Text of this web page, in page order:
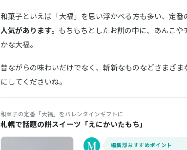
和菓子といえば「大福」を思い浮かべる方も多い、定番
人気があります。 もちもちとしたお餅の中に、あんこ
かな大福。
昔ながらの味わいだけでなく、斬新なものなどさまざ
にしてくださいね。
和菓子の定番「大福」をバレンタインギフトに
札幌で話題の餅スイーツ「えにかいたもち」
編集部おすすめポイント